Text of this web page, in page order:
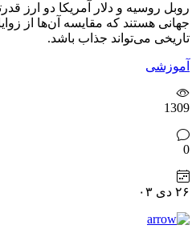
روبل روسیه و دلار آمریکا دو ارز
جهانی هستند که مقایسه آن‌ها از
تاریخی می‌تواند جذاب باشد.
آموزشی
1309
0
۲۶ دی ۰۳